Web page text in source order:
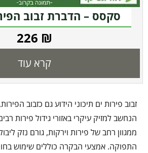
סקסס – הדברת זבוב
הזית – 1 ליטר226 ₪
קרא עוד
זבוב פירות ים תיכוני הידוע גם כזבוב
הנחשב למזיק עיקרי באזורי גידול פירות
ממגוון רחב של פירות וירקות, גורם נזק
התפוקה. אמצעי הבקרה כוללים שימוש